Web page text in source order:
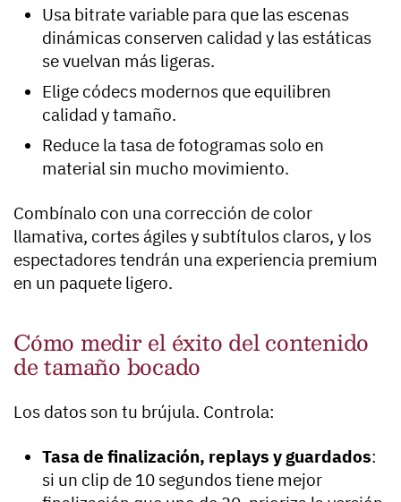
Usa bitrate variable para que las escenas
dinámicas conserven calidad y las estáticas
se vuelvan más ligeras.
Elige códecs modernos que equilibren
calidad y tamaño.
Reduce la tasa de fotogramas solo en
material sin mucho movimiento.
Combínalo con una corrección de color
llamativa, cortes ágiles y subtítulos claros, y los
espectadores tendrán una experiencia premium
en un paquete ligero.
Cómo medir el éxito del contenido
de tamaño bocado
Los datos son tu brújula. Controla:
Tasa de finalización, replays y guardados:
si un clip de 10 segundos tiene mejor